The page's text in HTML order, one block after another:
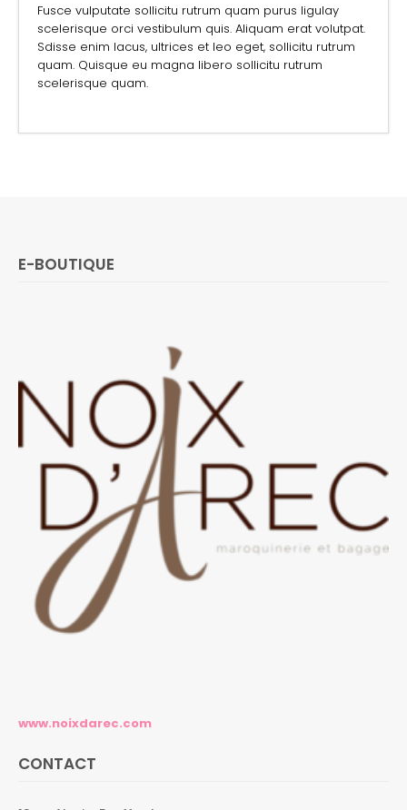
Fusce vulputate sollicitu rutrum quam purus ligulay
scelerisque orci vestibulum quis. Aliquam erat volutpat.
Sdisse enim lacus, ultrices et leo eget, sollicitu rutrum
quam. Quisque eu magna libero sollicitu rutrum
scelerisque quam.
E-BOUTIQUE
www.noixdarec.com
CONTACT